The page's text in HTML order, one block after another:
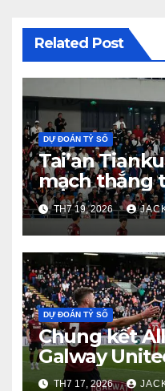
Related Post
DỰ ĐOÁN TỶ SỐ
Tai’an
mạch thắng
Taishan
TH7 19, 2026
DỰ ĐOÁN TỶ SỐ
Chung kết
Galway
Shelbourne
TH7 17, 2026